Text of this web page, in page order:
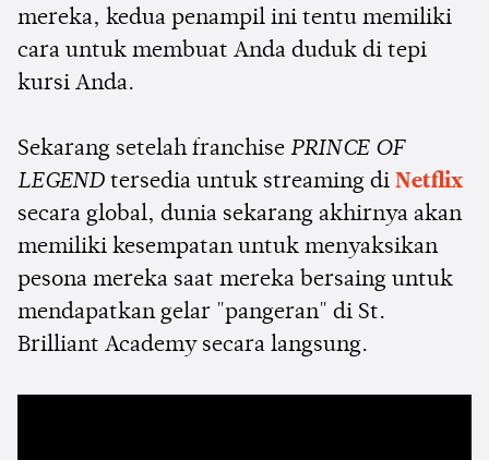
mereka, kedua penampil ini tentu memiliki
cara untuk membuat Anda duduk di tepi
kursi Anda.
Sekarang setelah franchise PRINCE OF
LEGEND tersedia untuk streaming di Netflix
secara global, dunia sekarang akhirnya akan
memiliki kesempatan untuk menyaksikan
pesona mereka saat mereka bersaing untuk
mendapatkan gelar "pangeran" di St.
Brilliant Academy secara langsung.